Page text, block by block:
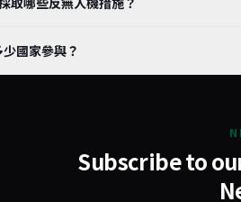
國家參與？
Subscribe to